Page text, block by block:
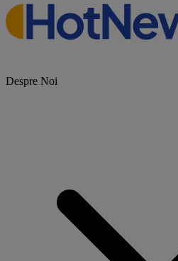
Despre Noi